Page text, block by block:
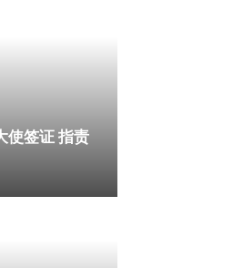
使签证 指责